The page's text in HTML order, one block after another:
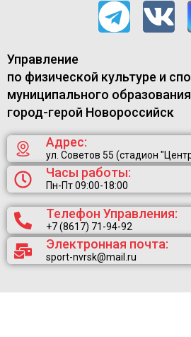
Управление
по физической культуре и
муниципального образования
город-герой Новороссийск
Адрес:
ул. Советов 55 (стадион
Часы работы:
Пн-Пт 09:00-18:00
Телефон Управления:
+7 (8617) 71-94-92
Электронная почта:
sport-nvrsk@mail.ru